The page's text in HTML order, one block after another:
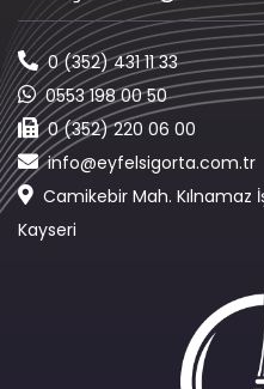
0 (352) 431 11 33
0553 198 00 50
0 (352) 220 06 00
info@eyfelsigorta.com.tr
Camikebir Mah. Kılnamaz
Kayseri